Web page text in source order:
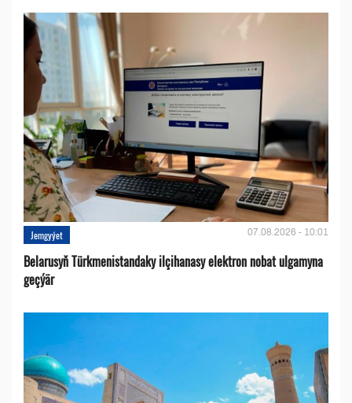
Jemgyýet 07.08.2026 - 10:01
Belarusyň Türkmenistandaky ilçihanasy elektron nobat ulgamyna
geçýär